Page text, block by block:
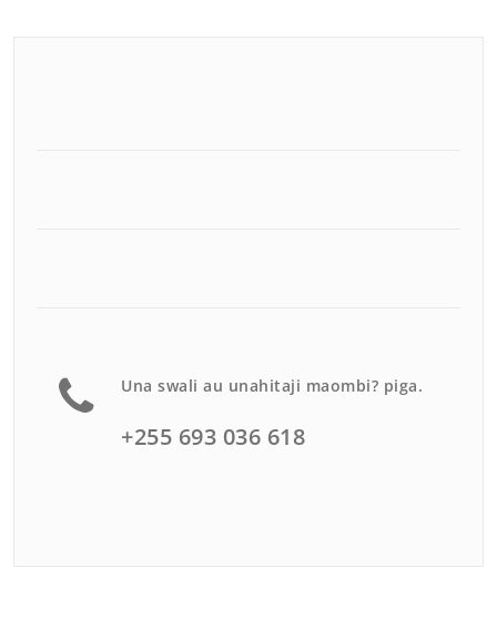
Una swali au unahitaji maombi? piga.
+255 693 036 618